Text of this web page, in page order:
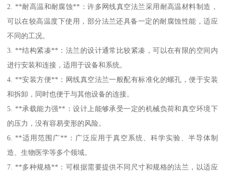
2. **耐高温和耐腐蚀**：许多网线真空法兰采用耐高温材料制造，
可以在较高温度下使用，部分法兰还具备一定的耐腐蚀性能，适应
不同的工况。
3. **结构紧凑**：法兰的设计通常比较紧凑，可以在有限的空间内
进行安装和连接，适用于设备和系统。
4. **安装方便**：网线真空法兰一般配有标准化的螺孔，便于安装
和拆卸，同时也便于与其他设备的连接。
5. **承载能力强**：设计上能够承受一定的机械负荷和真空环境下
的压力，没有容易变形的风险。
6. **适用范围广**：广泛应用于真空系统、科学实验、半导体制
造、生物医学等多个领域。
7. **多种规格**：可根据需要提供不同尺寸和规格的法兰，以适应